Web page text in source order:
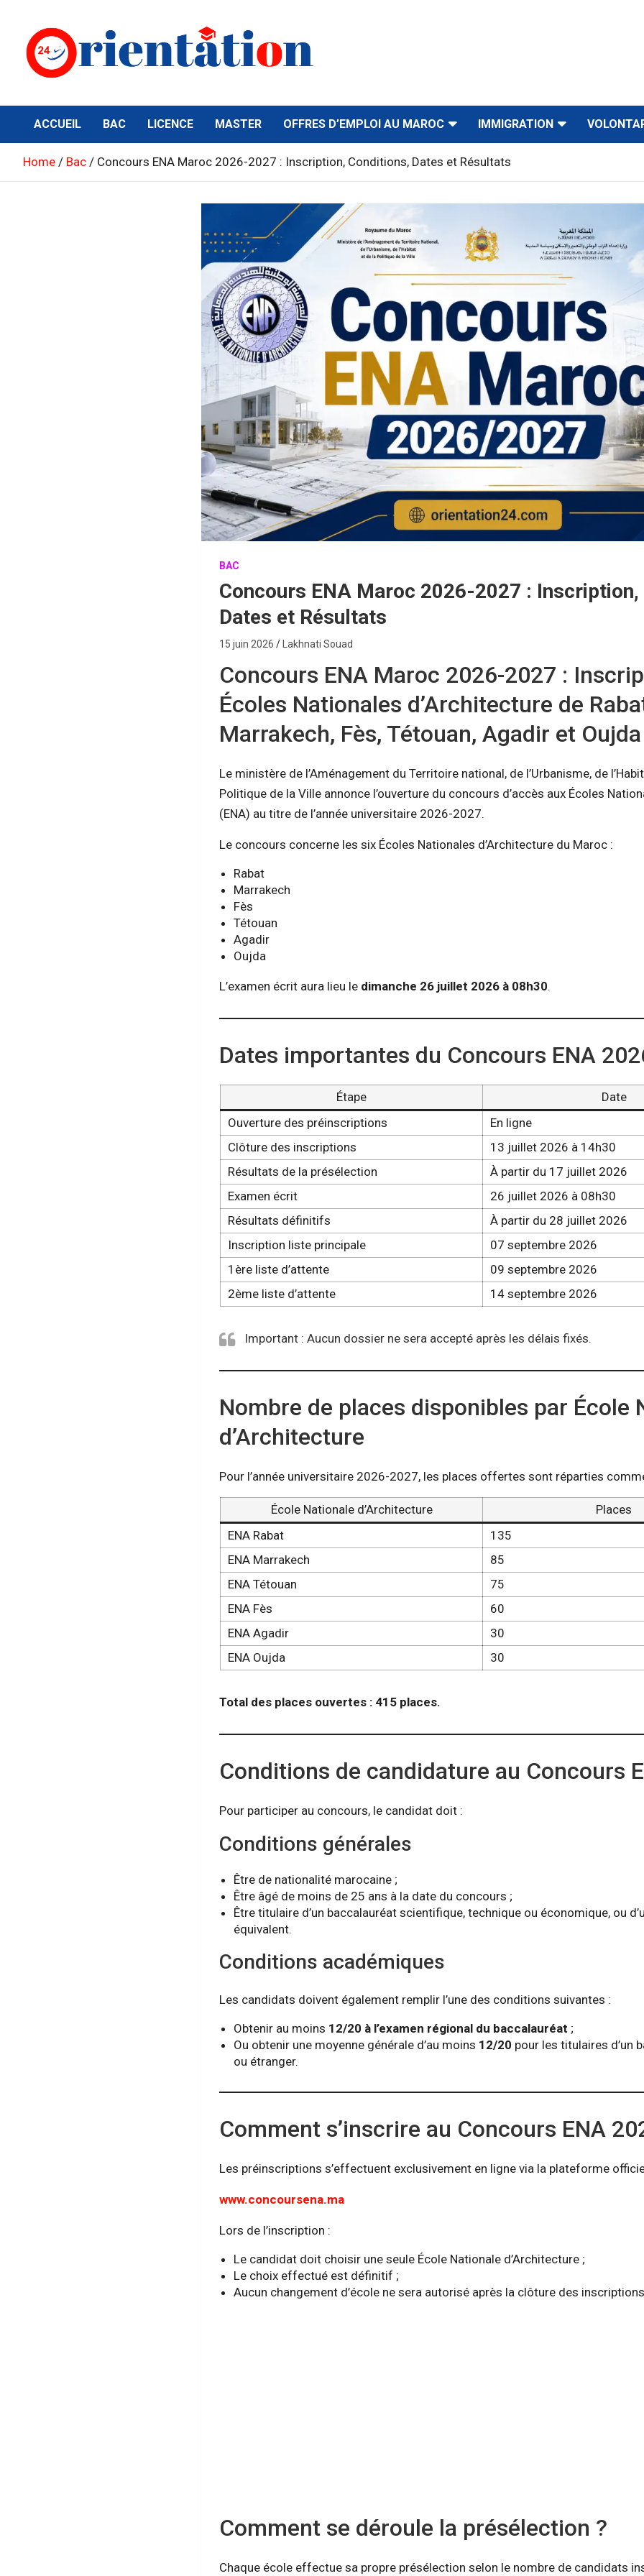
content
Orientation24
ACCUEIL BAC LICENCE MASTER OFFRES D’EMPLOI AU MAROC IMMIGRATION
Home Bac Concours ENA Maroc 2026-2027 : Inscription, Conditions, Dates et Résultats
BAC
Concours ENA Maroc 2026-2027 :
Dates et Résultats
15 juin 2026 Lakhnati Souad
Concours ENA Maroc 2026-2027 :
Écoles Nationales d’Architecture de
Marrakech, Fès, Tétouan, Agadir et Oujda
Le ministère de l’Aménagement du Territoire national, de l’Urbanisme, de
Politique de la Ville annonce l’ouverture du concours d’accès aux Écoles
(ENA) au titre de l’année universitaire 2026-2027.
Le concours concerne les six Écoles Nationales d’Architecture du Maroc :
Rabat
Marrakech
Fès
Tétouan
Agadir
Oujda
L’examen écrit aura lieu le dimanche 26 juillet 2026 à 08h30.
Dates importantes du Concours ENA
Étape
Date
Ouverture des préinscriptions
En ligne
Clôture des inscriptions
13 juillet 2026 à 14h30
Résultats de la présélection
À partir du 17 juillet 2026
Examen écrit
26 juillet 2026 à 08h30
Résultats définitifs
À partir du 28 juillet 2026
Inscription liste principale
07 septembre 2026
1ère liste d’attente
09 septembre 2026
2ème liste d’attente
14 septembre 2026
Important : Aucun dossier ne sera accepté après les délais fixés.
Nombre de places disponibles par École
d’Architecture
Pour l’année universitaire 2026-2027, les places offertes sont réparties
École Nationale d’Architecture
Places
ENA Rabat
135
ENA Marrakech
85
ENA Tétouan
75
ENA Fès
60
ENA Agadir
30
ENA Oujda
30
Total des places ouvertes : 415 places.
Conditions de candidature au Concours
Pour participer au concours, le candidat doit :
Conditions générales
Être de nationalité marocaine ;
Être âgé de moins de 25 ans à la date du concours ;
Être titulaire d’un baccalauréat scientifique, technique ou économique, ou
équivalent.
Conditions académiques
Les candidats doivent également remplir l’une des conditions suivantes :
Obtenir au moins 12/20 à l’examen régional du baccalauréat ;
Ou obtenir une moyenne générale d’au moins 12/20 pour les titulaires d’un
ou étranger.
Comment s’inscrire au Concours ENA
Les préinscriptions s’effectuent exclusivement en ligne via la plateforme
www.concoursena.ma
Lors de l’inscription :
Le candidat doit choisir une seule École Nationale d’Architecture ;
Le choix effectué est définitif ;
Aucun changement d’école ne sera autorisé après la clôture des
Comment se déroule la présélection ?
Chaque école effectue sa propre présélection selon le nombre de candidats